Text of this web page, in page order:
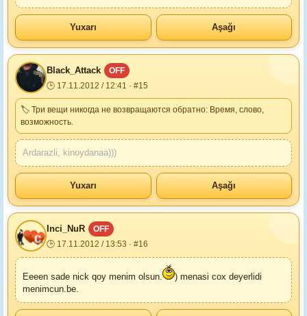
Yuxarı Aşağı
Black_Attack
OFF
🕒 17.11.2012 / 12:41 · #15
🏷 Три вещи никогда не возвращаются обратно: Время, слово,
возможность.
Ardarazli, kinoydanaa)))
Yuxarı Aşağı
Inci_NuR
OFF
🕒 17.11.2012 / 13:53 · #16
Eeeen sade nick qoy menim olsun.
) menasi cox deyerlidi
menimcun.be.